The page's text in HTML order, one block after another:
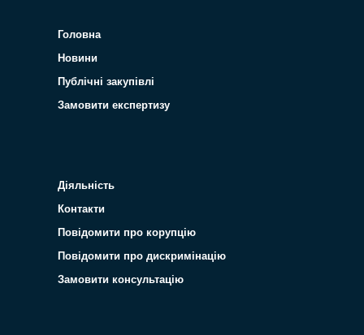
Головна
Новини
Публічні закупівлі
Замовити експертизу
Діяльність
Контакти
Повідомити про корупцію
Повідомити про дискримінацію
Замовити консультацію